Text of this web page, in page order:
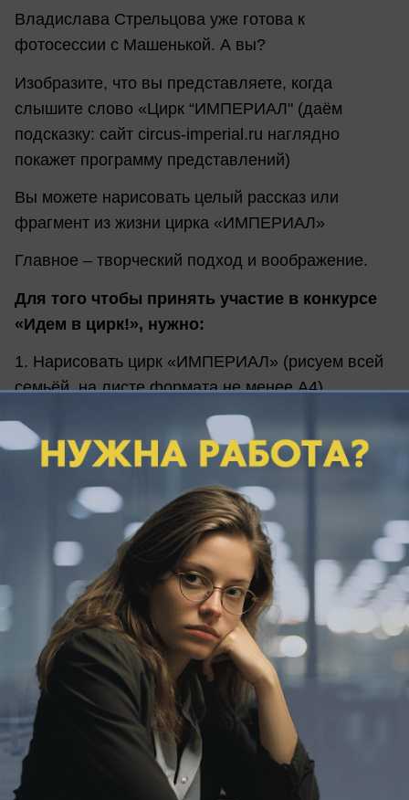
Владислава Стрельцова уже готова к
фотосессии с Машенькой. А вы?
Изобразите, что вы представляете, когда
слышите слово «Цирк “ИМПЕРИАЛ" (даём
подсказку: сайт circus-imperial.ru наглядно
покажет программу представлений)
Вы можете нарисовать целый рассказ или
фрагмент из жизни цирка «ИМПЕРИАЛ»
Главное – творческий подход и воображение.
Для того чтобы принять участие в конкурсе
«Идем в цирк!», нужно:
1. Нарисовать цирк «ИМПЕРИАЛ» (рисуем всей
семьёй, на листе формата не менее А4)
2. Прислать рисунок на
почту bloknotnovorossiysk@gmail.comили в
свои ФИО, возраст и телефон для обратной
2. Прикрепить к заявке фотографию рисунка
3. Указать, в какой школе и в каком классе
учится ребёнок
4. Участвовать в голосовании на сайте "Блокнот
Новороссийск".
Обратите внимание! В конкурсе могут
участвовать только дети школьного возраста и
их семья.